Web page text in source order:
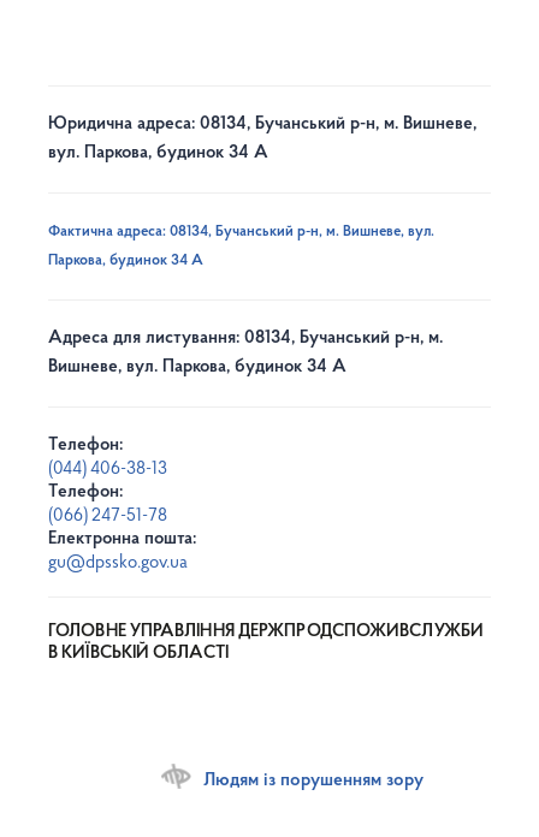
Юридична адреса: 08134, Бучанський р-н, м. Вишневе,
вул. Паркова, будинок 34 А
Фактична адреса: 08134, Бучанський р-н, м. Вишневе, вул.
Паркова, будинок 34 А
Адреса для листування: 08134, Бучанський р-н, м.
Вишневе, вул. Паркова, будинок 34 А
Телефон:
(044) 406-38-13
Телефон:
(066) 247-51-78
Електронна пошта:
gu@dpssko.gov.ua
ГОЛОВНЕ УПРАВЛІННЯ ДЕРЖПРОДСПОЖИВСЛУЖБИ
В КИЇВСЬКІЙ ОБЛАСТІ
Людям із порушенням зору